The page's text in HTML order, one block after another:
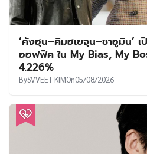
‘คังฮุน–คิมฮเยจุน–ชาอูมิน’
ออฟฟิศ ใน My Bias, My
4.226%
BySVVEET KIMOn05/08/2026